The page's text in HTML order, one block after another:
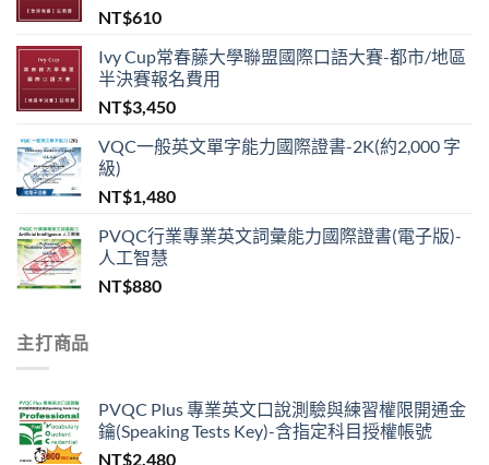
NT$610
Ivy Cup常春藤大學聯盟國際口語大賽-都市/地區
半決賽報名費用
NT$3,450
VQC一般英文單字能力國際證書-2K(約2,000 字
級)
NT$1,480
PVQC行業專業英文詞彙能力國際證書(電子版)-
人工智慧
NT$880
主打商品
PVQC Plus 專業英文口說測驗與練習權限開通金
鑰(Speaking Tests Key)-含指定科目授權帳號
NT$2,480